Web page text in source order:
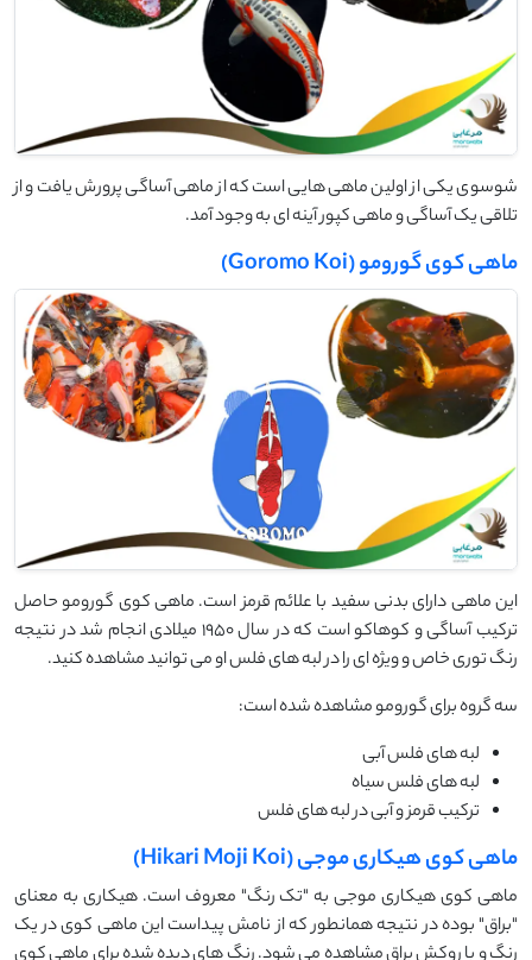
شوسوی یکی از اولین ماهی هایی است که از ماهی آساگی پرورش یافت و از
تلاقی یک آساگی و ماهی کپور آینه ای به وجود آمد.
ماهی کوی گورومو (Goromo Koi)
این ماهی دارای بدنی سفید با علائم قرمز است. ماهی کوی گورومو حاصل
ترکیب آساگی و کوهاکو است که در سال 1950 میلادی انجام شد در نتیجه
رنگ توری خاص و ویژه ای را در لبه های فلس او می توانید مشاهده کنید.
سه گروه برای گورومو مشاهده شده است:
لبه های فلس آبی
لبه های فلس سیاه
ترکیب قرمز و آبی در لبه های فلس
ماهی کوی هیکاری موجی (Hikari Moji Koi)
ماهی کوی هیکاری موجی به "تک رنگ" معروف است. هیکاری به معنای
"براق" بوده در نتیجه همانطور که از نامش پیداست این ماهی کوی در یک